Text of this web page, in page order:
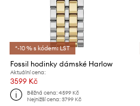
*-10 % s kódem: LST
Fossil hodinky dámské Harlow
Aktuální cena:
3599 Kč
Běžná cena:4599 Kč
Nejnižší cena:3799 Kč